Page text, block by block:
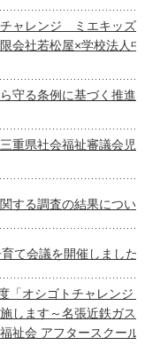
チャレンジ ミエキッズ
会社若松屋×学校法人
ら守る条例に基づく推進
重県社会福祉審議会児
する調査の結果につい
て会議を開催しました
「オシゴトチャレンジ
施します～名張近鉄ガス
祉会 アフタースクール